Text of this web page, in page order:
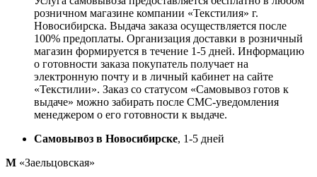
розничном магазине компании «Текстилия» г.
Новосибирска. Выдача заказа осуществляется после
100% предоплаты. Организация доставки в розничный
магазин формируется в течение 1-5 дней. Информацию
о готовности заказа покупатель получает на
электронную почту и в личный кабинет на сайте
«Текстилии». Заказ со статусом «Самовывоз готов к
выдаче» можно забирать после СМС-уведомления
менеджером о его готовности к выдаче.
Самовывоз в Новосибирске, 1-5 дней
М «Заельцовская»